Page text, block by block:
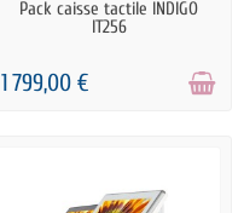
RUPTURE DE STOCK
Pack caisse tactile INDIGO
IT256
1 799,00 €